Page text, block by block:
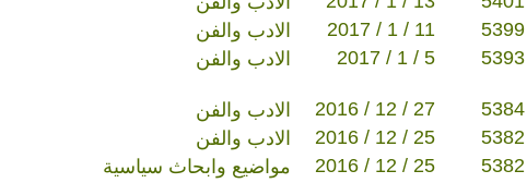
الادب والفن
2017 / 1 / 11 5399
الادب والفن
2017 / 1 / 5 5393
الادب والفن 2016 / 12 / 27 5384
الادب والفن
2016 / 12 / 25 5382
مواضيع وابحاث سياسية
2016 / 12 / 25 5382